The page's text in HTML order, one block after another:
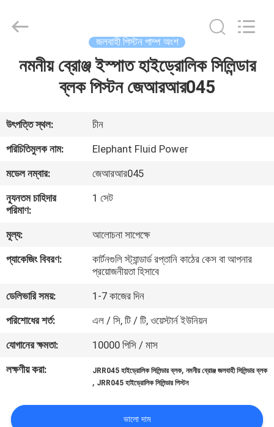
বাড়ি
আমাদের
সম্পর্কে
কারখানা
ভ্রমণ
মান
নিয়ন্ত্রণ
যোগাযোগ
করুন
Power
Co.,Ltd.
জলবাহী পিস্টন পাম্প অংশ
নমনীয় ব্রোঞ্জ ইস্পাত হাইড্রোলিক সিলিন্ডার
ব্লক পিস্টন জেআরআর045
উৎপত্তি স্থল:
চীন
পরিচিতিমুলক নাম:
Elephant Fluid Power
মডেল নম্বার:
জেআরআর045
ন্যূনতম চাহিদার
পরিমাণ:
1 সেট
মূল্য:
আলোচনা সাপেক্ষে
প্যাকেজিং বিবরণ:
কার্টনগুলি স্ট্যান্ডার্ড রপ্তানি কাঠের কেস বা আপনার
প্রয়োজনীয়তা হিসাবে
ডেলিভারি সময়:
1-7 কাজের দিন
পরিশোধের শর্ত:
এল / সি, টি / টি, ওয়েস্টার্ন ইউনিয়ন
যোগানের ক্ষমতা:
10000 পিসি / মাস
লক্ষণীয় করা:
JRR045 হাইড্রোলিক সিলিন্ডার ব্লক,নমনীয় ব্রোঞ্জ জলবাহী সিলিন্ডার ব্লক
, JRR045 হাইড্রোলিক সিলিন্ডার পিস্টন
ভালো দাম